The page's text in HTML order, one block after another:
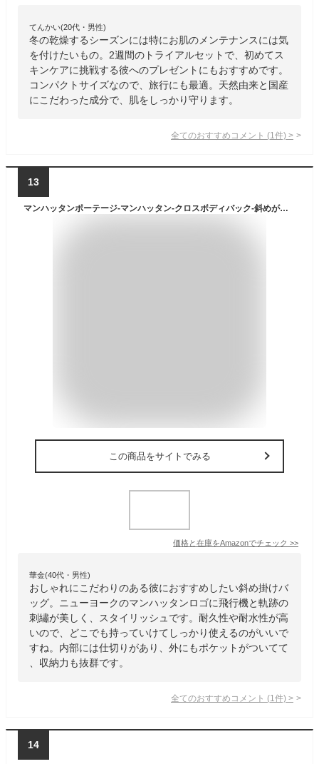
てんかい(20代・男性)
冬の乾燥するシーズンには特にお肌のメンテナンスには気
を付けたいもの。2週間のトライアルセットで、初めてス
キンケアに挑戦する彼へのプレゼントにもおすすめです。
コンパクトサイズなので、旅行にも最適。天然由来と国産
にこだわった成分で、肌をしっかり守ります。
全てのおすすめコメント (1 件) >
13
マンハッタンポーテージ-マンハッタン-クロスボディバック-斜めがけバッグ-ショルダーバッグ
この商品をサイトでみる
価格と在庫をAmazonでチェック >>
華金(40代・男性)
おしゃれにこだわりのある彼におすすめしたい斜め掛けバ
ッグ。ニューヨークのマンハッタンロゴに飛行機と軌跡の
刺繡が美しく、スタイリッシュです。耐久性や耐水性が高
いので、どこでも持っていけてしっかり使えるのがいいで
すね。内部には仕切りがあり、外にもポケットがついてて
、収納力も抜群です。
全てのおすすめコメント (1 件) >
14